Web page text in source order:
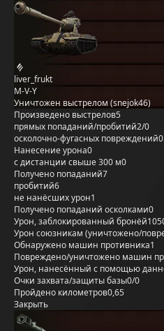
liver_frukt
M-V-Y
Уничтожен выстрелом (snejok46)
Произведено выстрелов5
прямых попаданий/пробитий2/0
осколочно-фугасных повреждений0
Нанесение урона0
с дистанции свыше 300 м0
Получено попаданий7
пробитий6
не нанёсших урон1
Получено попаданий осколками0
Урон, заблокированный бронёй
Урон союзникам (уничтожено/
Обнаружено машин противника1
Повреждено/уничтожено машин
Урон, нанесённый с помощью
Очки захвата/защиты базы0/0
Пройдено километров0,65
Закрыть